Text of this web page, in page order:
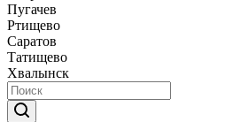
Пугачев
Ртищево
Саратов
Татищево
Хвалынск